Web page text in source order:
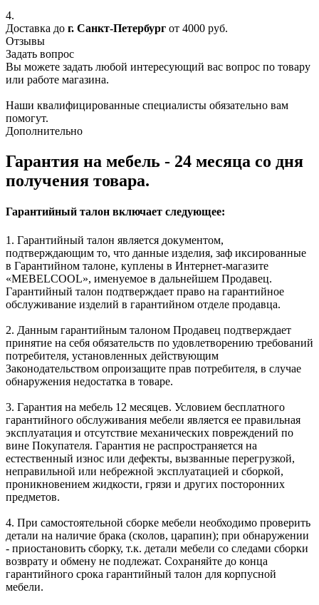
4.
Доставка до г. Санкт-Петербург от 4000 руб.
Отзывы
Задать вопрос
Вы можете задать любой интересующий вас вопрос по товару
или работе магазина.
Наши квалифицированные специалисты обязательно вам
помогут.
Дополнительно
Гарантия на мебель - 24 месяца со дня
получения товара.
Гарантийный талон включает следующее:
1. Гарантийный талон является документом,
подтверждающим то, что данные изделия, заф иксированные
в Гарантийном талоне, куплены в Интернет-магазите
«MEBELCOOL», именуемое в дальнейшем Продавец.
Гарантийный талон подтверждает право на гарантийное
обслуживание изделий в гарантийном отделе продавца.
2. Данным гарантийным талоном Продавец подтверждает
принятие на себя обязательств по удовлетворению требований
потребителя, установленных действующим
Законодательством опроизащите прав потребителя, в случае
обнаружения недостатка в товаре.
3. Гарантия на мебель 12 месяцев. Условием бесплатного
гарантийного обслуживания мебели является ее правильная
эксплуатация и отсутствие механических повреждений по
вине Покупателя. Гарантия не распространяется на
естественный износ или дефекты, вызванные перегрузкой,
неправильной или небрежной эксплуатацией и сборкой,
проникновением жидкости, грязи и других посторонних
предметов.
4. При самостоятельной сборке мебели необходимо проверить
детали на наличие брака (сколов, царапин); при обнаружении
- приостановить сборку, т.к. детали мебели со следами сборки
возврату и обмену не подлежат. Сохраняйте до конца
гарантийного срока гарантийный талон для корпусной
мебели.